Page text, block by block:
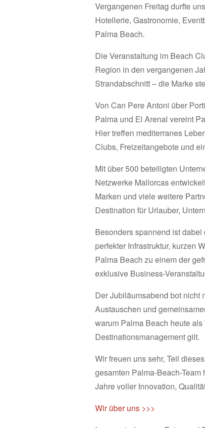
Vergangenen Freitag durfte
Hotellerie, Gastronomie,
Palma Beach.
Die Veranstaltung im Beach
Region in den vergangenen
Strandabschnitt – die Marke
Von Can Pere Antoni über
Palma und El Arenal vereint
Hier treffen mediterranes
Clubs, Freizeitangebote und
Mit über 500 beteiligten
Netzwerke Mallorcas
Marken und viele weitere
Destination für Urlauber,
Besonders spannend ist
perfekter Infrastruktur, kurzen
Palma Beach zu einem der
exklusive Business-
Der Jubiläumsabend bot nicht
Austauschen und
warum Palma Beach heute
Destinationsmanagement gilt.
Wir freuen uns sehr, Teil
gesamten Palma-Beach-
Jahre voller Innovation,
Wir über uns >>>